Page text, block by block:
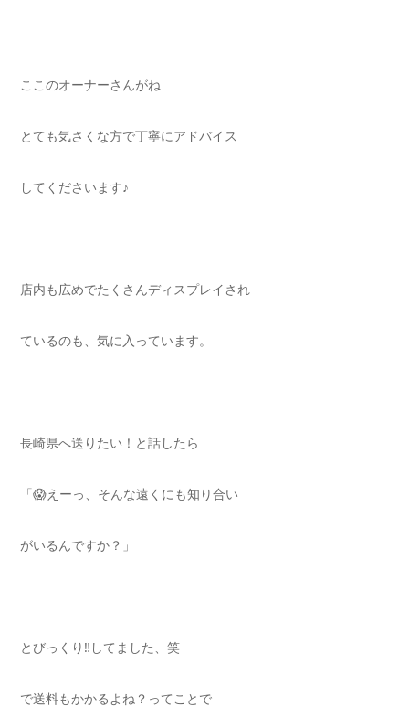
ここのオーナーさんがね
とても気さくな方で丁寧にアドバイス
してくださいます♪
店内も広めでたくさんディスプレイされ
ているのも、気に入っています。
長崎県へ送りたい！と話したら
「😱えーっ、そんな遠くにも知り合い
がいるんですか？」
とびっくり‼️してました、笑
で送料もかかるよね？ってことで